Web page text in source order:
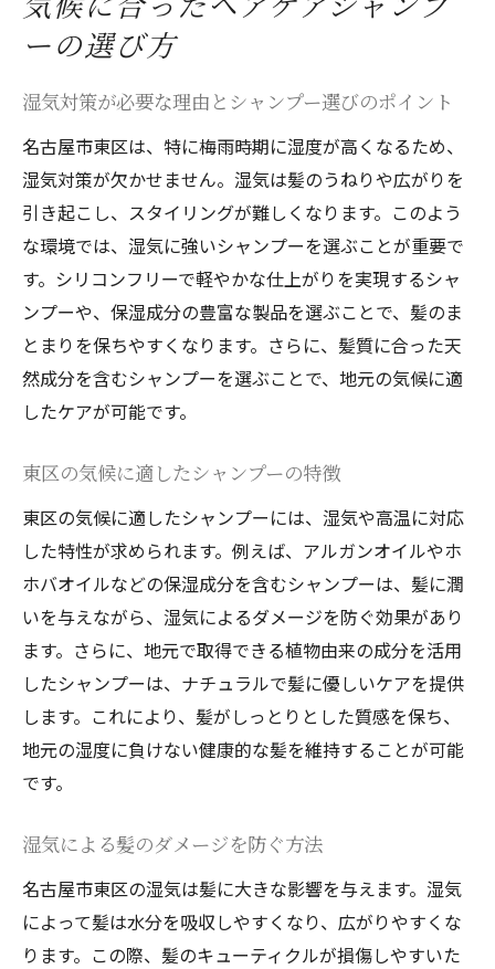
気候に合ったヘアケアシャンプ
ーの選び方
湿気対策が必要な理由とシャンプー選びのポイント
名古屋市東区は、特に梅雨時期に湿度が高くなるため、
湿気対策が欠かせません。湿気は髪のうねりや広がりを
引き起こし、スタイリングが難しくなります。このよう
な環境では、湿気に強いシャンプーを選ぶことが重要で
す。シリコンフリーで軽やかな仕上がりを実現するシャ
ンプーや、保湿成分の豊富な製品を選ぶことで、髪のま
とまりを保ちやすくなります。さらに、髪質に合った天
然成分を含むシャンプーを選ぶことで、地元の気候に適
したケアが可能です。
東区の気候に適したシャンプーの特徴
東区の気候に適したシャンプーには、湿気や高温に対応
した特性が求められます。例えば、アルガンオイルやホ
ホバオイルなどの保湿成分を含むシャンプーは、髪に潤
いを与えながら、湿気によるダメージを防ぐ効果があり
ます。さらに、地元で取得できる植物由来の成分を活用
したシャンプーは、ナチュラルで髪に優しいケアを提供
します。これにより、髪がしっとりとした質感を保ち、
地元の湿度に負けない健康的な髪を維持することが可能
です。
湿気による髪のダメージを防ぐ方法
名古屋市東区の湿気は髪に大きな影響を与えます。湿気
によって髪は水分を吸収しやすくなり、広がりやすくな
ります。この際、髪のキューティクルが損傷しやすいた